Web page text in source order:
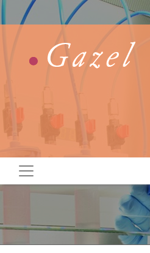
Aller
au
Navigation